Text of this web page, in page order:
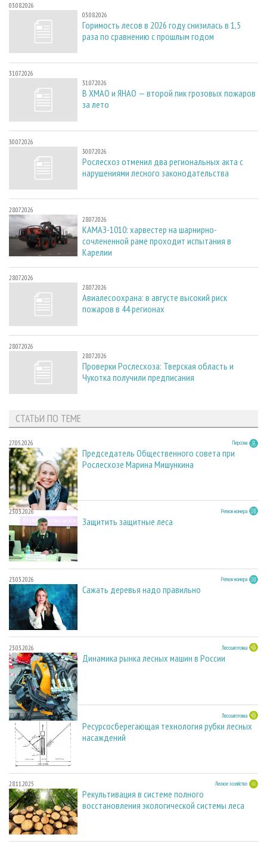
03.08.2026
03.08.2026
Горимость лесов в 2026 году снизилась в 1,5
раза по сравнению с прошлым годом
31.07.2026
31.07.2026
В ХМАО и ЯНАО — второй пик грозовых пожаров
за лето
30.07.2026
30.07.2026
Рослесхоз отменил два региональных акта с
нарушениями лесного законодательства
28.07.2026
28.07.2026
КАМАЗ-1010: харвестер на шарнирно-
сочлененной раме проходит испытания в
Карелии
28.07.2026
28.07.2026
Авиалесоохрана: в августе высокий риск
пожаров в 44 регионах
28.07.2026
28.07.2026
Проверки Рослесхоза: Тверская область и
Чукотка получили предписания
СТАТЬИ ПО ТЕМЕ
27.05.2026 Персона
Председатель Общественного совета при
Рослесхозе Марина Мишункина
23.03.2026 Регион номера
Защитить защитные леса
23.03.2026 Регион номера
Сажать деревья надо правильно
23.03.2026 Лесозаготовка
Динамика рынка лесных машин в России
23.03.2026 Лесозаготовка
Ресурсосберегающая технология рубки лесных
насаждений
28.11.2025 Лесное хозяйство
Рекультивация в системе полного
восстановления экологической системы леса